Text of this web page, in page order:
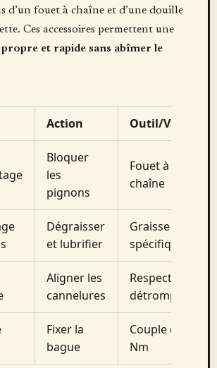
d’un fouet à chaîne et d’une douille
Ces accessoires permettent une
et rapide sans abîmer le
Action Outil/Valeur
Bloquer
les
pignons
Fouet à
chaîne
Dégraisser
et lubrifier
Graisse
spécifique
Aligner les
cannelures
Respecter les
détrompeurs
Fixer la
bague
Couple de 40
Nm